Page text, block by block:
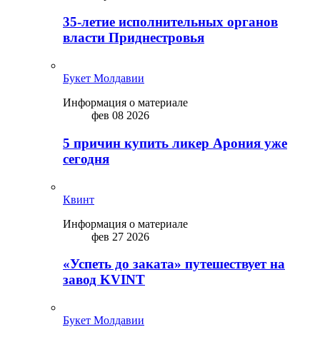
35-летие исполнительных органов
власти Приднестровья
Букет Молдавии
Информация о материале
фев 08 2026
5 причин купить ликep Арония уже
сегодня
Квинт
Информация о материале
фев 27 2026
«Успеть до заката» путешествует на
завод KVINT
Букет Молдавии